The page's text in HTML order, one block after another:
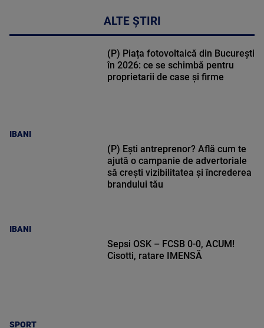
ALTE ȘTIRI
IBANI
(P) Piața fotovoltaică din București
în 2026: ce se schimbă pentru
proprietarii de case și firme
IBANI
(P) Ești antreprenor? Află cum te
ajută o campanie de advertoriale
să crești vizibilitatea și încrederea
brandului tău
SPORT
Sepsi OSK – FCSB 0-0, ACUM!
Cisotti, ratare IMENSĂ